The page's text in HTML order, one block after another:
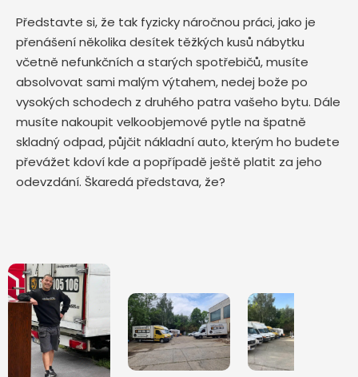
Představte si, že tak fyzicky náročnou práci, jako je
přenášení několika desítek těžkých kusů nábytku
včetně nefunkčních a starých spotřebičů, musíte
absolvovat sami malým výtahem, nedej bože po
vysokých schodech z druhého patra vašeho bytu. Dále
musíte nakoupit velkoobjemové pytle na špatně
skladný odpad, půjčit nákladní auto, kterým ho budete
převážet kdoví kde a popřípadě ještě platit za jeho
odevzdání. Škaredá představa, že?